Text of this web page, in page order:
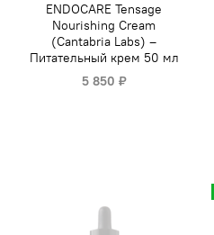
ENDOCARE Tensage
Nourishing Cream
(Cantabria Labs) –
Питательный крем 50 мл
5 850 ₽